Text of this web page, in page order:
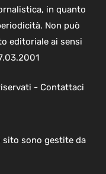
in quanto
Non può
editoriale ai sensi
- Contattaci
sono gestite da